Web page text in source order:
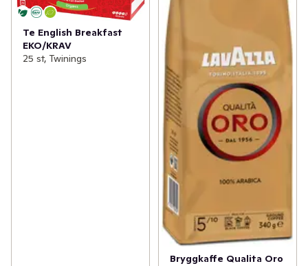
Te English Breakfast
EKO/KRAV
25 st, Twinings
Bryggkaffe Qualita Oro